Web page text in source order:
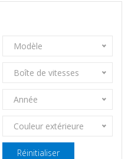
Modèle
Boîte de vitesses
Année
Couleur extérieure
Réinitialiser